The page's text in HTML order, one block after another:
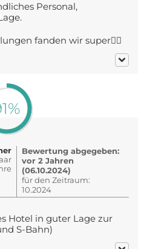
Personal,
fanden wir super👍🏻
Bewertung abgegeben:
vor 2 Jahren
(06.10.2024)
für den Zeitraum:
10.2024
Hotel in guter Lage zur
S-Bahn)